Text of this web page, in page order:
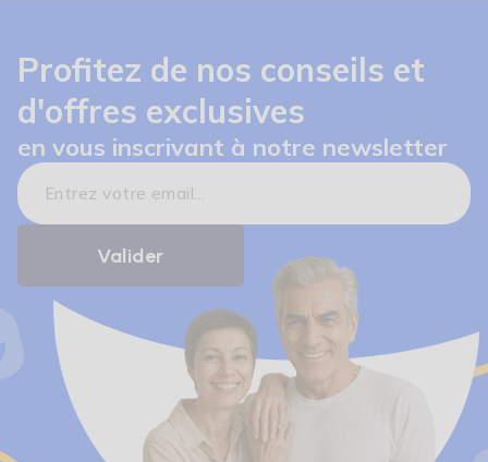
Profitez de nos conseils et
d'offres exclusives
en vous inscrivant à notre newsletter